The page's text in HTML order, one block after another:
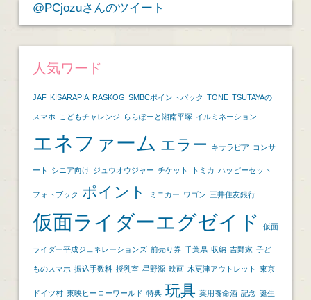
@PCjozuさんのツイート
人気ワード
JAF KISARAPIA RASKOG SMBCポイントパック TONE TSUTAYAの
スマホ こどもチャレンジ ららぽーと湘南平塚 イルミネーション
エネファーム エラー キサラピア コンサ
ート シニア向け ジュウオウジャー チケット トミカ ハッピーセット
フォトブック ポイント ミニカー ワゴン 三井住友銀行
仮面ライダーエグゼイド 仮面
ライダー平成ジェネレーションズ 前売り券 千葉県 収納 吉野家 子ど
ものスマホ 振込手数料 授乳室 星野源 映画 木更津アウトレット 東京
ドイツ村 東映ヒーローワールド 特典 玩具 薬用養命酒 記念 誕生